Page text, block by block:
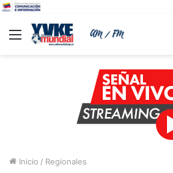
Menu
Inicio / Regionales